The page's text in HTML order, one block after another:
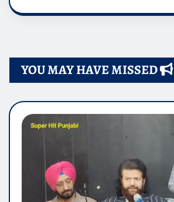
YOU MAY HAVE MISSED